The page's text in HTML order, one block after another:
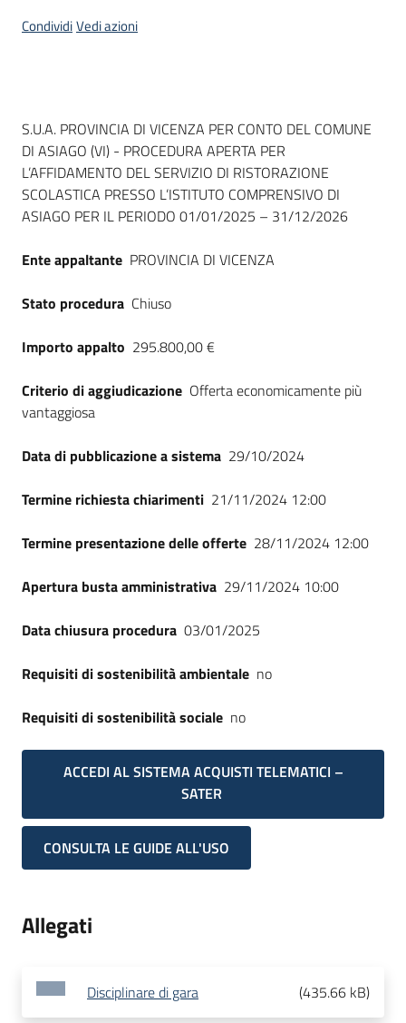
Seguici
su
CondividiVedi azioni
Dati del bando
S.U.A. PROVINCIA DI VICENZA PER CONTO DEL COMUNE
DI ASIAGO (VI) - PROCEDURA APERTA PER
L’AFFIDAMENTO DEL SERVIZIO DI RISTORAZIONE
SCOLASTICA PRESSO L’ISTITUTO COMPRENSIVO DI
ASIAGO PER IL PERIODO 01/01/2025 – 31/12/2026
Ente appaltante PROVINCIA DI VICENZA
Stato procedura Chiuso
Importo appalto 295.800,00 €
Criterio di aggiudicazione Offerta economicamente più
vantaggiosa
Data di pubblicazione a sistema 29/10/2024
Termine richiesta chiarimenti 21/11/2024 12:00
Termine presentazione delle offerte 28/11/2024 12:00
Apertura busta amministrativa 29/11/2024 10:00
Data chiusura procedura 03/01/2025
Requisiti di sostenibilità ambientale no
Requisiti di sostenibilità sociale no
ACCEDI AL SISTEMA ACQUISTI TELEMATICI –
SATER
CONSULTA LE GUIDE ALL'USO
Allegati
Disciplinare di gara (435.66 kB)